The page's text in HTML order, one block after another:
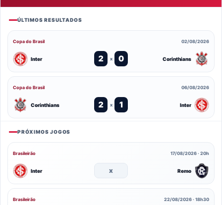
ÚLTIMOS RESULTADOS
Copa do Brasil 02/08/2026
Inter 2 x 0 Corinthians
Copa do Brasil 06/08/2026
Corinthians 2 x 1 Inter
PRÓXIMOS JOGOS
Brasileirão 17/08/2026 · 20h
Inter x Remo
Brasileirão 22/08/2026 · 18h30